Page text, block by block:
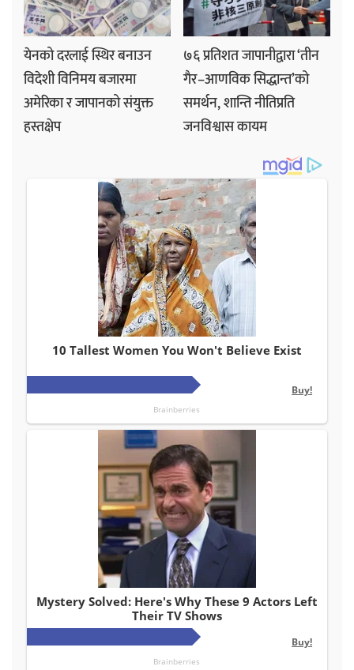
येनको दरलाई स्थिर बनाउन
विदेशी विनिमय बजारमा
अमेरिका र जापानको संयुक्त
हस्तक्षेप
७६ प्रतिशत जापानीद्वारा ‘तीन
गैर–आणविक सिद्धान्त’को
समर्थन, शान्ति नीतिप्रति
जनविश्वास कायम